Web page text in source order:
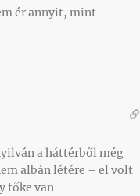
ér annyit, mint
a háttérből még
albán létére – el volt
tőke van